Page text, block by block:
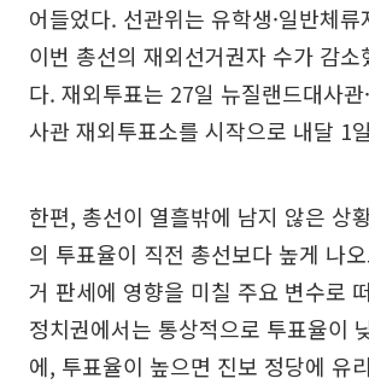
어들었다. 선관위는 유학생·일반체
이번 총선의 재외선거권자 수가 감소
다. 재외투표는 27일 뉴질랜드대사관
사관 재외투표소를 시작으로 내달 1
한편, 총선이 열흘밖에 남지 않은 상
의 투표율이 직전 총선보다 높게 나
거 판세에 영향을 미칠 주요 변수로
정치권에서는 통상적으로 투표율이
에, 투표율이 높으면 진보 정당에 유